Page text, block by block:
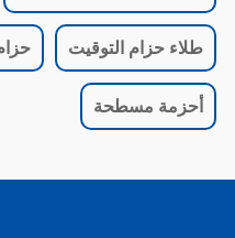
طلاء حزام التوقيت
أحزمة مسطحة